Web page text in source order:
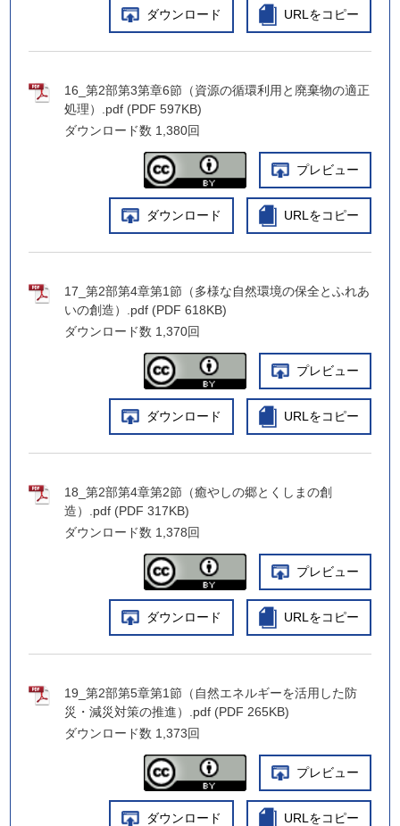
ダウンロード URLをコピー
16_第2部第3第章6節（資源の循環利用と廃棄物の適正
処理）.pdf (PDF 597KB)
ダウンロード数 1,380回
プレビュー
ダウンロード URLをコピー
17_第2部第4章第1節（多様な自然環境の保全とふれあ
いの創造）.pdf (PDF 618KB)
ダウンロード数 1,370回
プレビュー
ダウンロード URLをコピー
18_第2部第4章第2節（癒やしの郷とくしまの創
造）.pdf (PDF 317KB)
ダウンロード数 1,378回
プレビュー
ダウンロード URLをコピー
19_第2部第5章第1節（自然エネルギーを活用した防
災・減災対策の推進）.pdf (PDF 265KB)
ダウンロード数 1,373回
プレビュー
ダウンロード URLをコピー